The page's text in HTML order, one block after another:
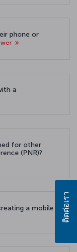
phone or
a
for other
(PNR)?
a mobile
ติดต่อเรา